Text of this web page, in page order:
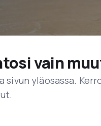
vain
sivun yläosassa.